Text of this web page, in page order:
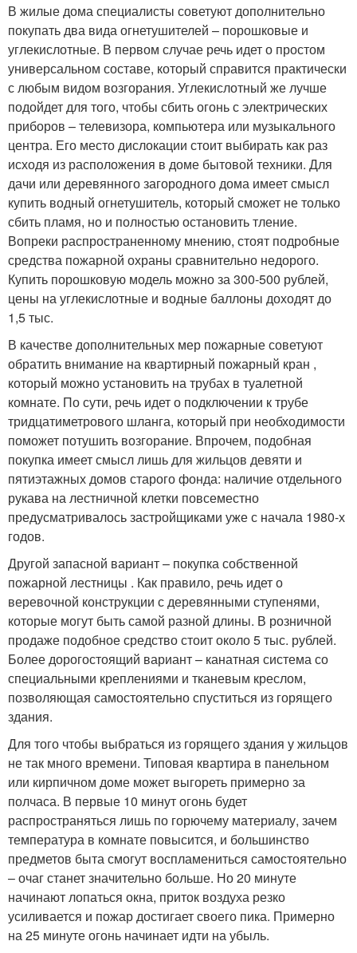
В жилые дома специалисты советуют дополнительно
покупать два вида огнетушителей – порошковые и
углекислотные. В первом случае речь идет о простом
универсальном составе, который справится практически
с любым видом возгорания. Углекислотный же лучше
подойдет для того, чтобы сбить огонь с электрических
приборов – телевизора, компьютера или музыкального
центра. Его место дислокации стоит выбирать как раз
исходя из расположения в доме бытовой техники. Для
дачи или деревянного загородного дома имеет смысл
купить водный огнетушитель, который сможет не только
сбить пламя, но и полностью остановить тление.
Вопреки распространенному мнению, стоят подробные
средства пожарной охраны сравнительно недорого.
Купить порошковую модель можно за 300-500 рублей,
цены на углекислотные и водные баллоны доходят до
1,5 тыс.
В качестве дополнительных мер пожарные советуют
обратить внимание на квартирный пожарный кран ,
который можно установить на трубах в туалетной
комнате. По сути, речь идет о подключении к трубе
тридцатиметрового шланга, который при необходимости
поможет потушить возгорание. Впрочем, подобная
покупка имеет смысл лишь для жильцов девяти и
пятиэтажных домов старого фонда: наличие отдельного
рукава на лестничной клетки повсеместно
предусматривалось застройщиками уже с начала 1980-х
годов.
Другой запасной вариант – покупка собственной
пожарной лестницы . Как правило, речь идет о
веревочной конструкции с деревянными ступенями,
которые могут быть самой разной длины. В розничной
продаже подобное средство стоит около 5 тыс. рублей.
Более дорогостоящий вариант – канатная система со
специальными креплениями и тканевым креслом,
позволяющая самостоятельно спуститься из горящего
здания.
Для того чтобы выбраться из горящего здания у жильцов
не так много времени. Типовая квартира в панельном
или кирпичном доме может выгореть примерно за
полчаса. В первые 10 минут огонь будет
распространяться лишь по горючему материалу, зачем
температура в комнате повысится, и большинство
предметов быта смогут воспламениться самостоятельно
– очаг станет значительно больше. Но 20 минуте
начинают лопаться окна, приток воздуха резко
усиливается и пожар достигает своего пика. Примерно
на 25 минуте огонь начинает идти на убыль.